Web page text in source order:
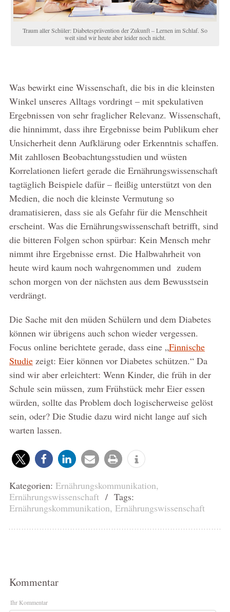
Traum aller Schüler: Diabetesprävention der Zukunft – Lernen im Schlaf. So
weit sind wir heute aber leider noch nicht.
Was bewirkt eine Wissenschaft, die bis in die kleinsten
Winkel unseres Alltags vordringt – mit spekulativen
Ergebnissen von sehr fraglicher Relevanz. Wissenschaft,
die hinnimmt, dass ihre Ergebnisse beim Publikum eher
Unsicherheit denn Aufklärung oder Erkenntnis schaffen.
Mit zahllosen Beobachtungsstudien und wüsten
Korrelationen liefert gerade die Ernährungswissenschaft
tagtäglich Beispiele dafür – fleißig unterstützt von den
Medien, die noch die kleinste Vermutung so
dramatisieren, dass sie als Gefahr für die Menschheit
erscheint. Was die Ernährungswissenschaft betrifft, sind
die bitteren Folgen schon spürbar: Kein Mensch mehr
nimmt ihre Ergebnisse ernst. Die Halbwahrheit von
heute wird kaum noch wahrgenommen und zudem
schon morgen von der nächsten aus dem Bewusstsein
verdrängt.
Die Sache mit den müden Schülern und dem Diabetes
können wir übrigens auch schon wieder vergessen.
Focus online berichtete gerade, dass eine „Finnische
Studiezeigt: Eier können vor Diabetes schützen.“ Da
sind wir aber erleichtert: Wenn Kinder, die früh in der
Schule sein müssen, zum Frühstück mehr Eier essen
würden, sollte das Problem doch logischerweise gelöst
sein, oder? Die Studie dazu wird nicht lange auf sich
warten lassen.
Kategorien: Ernährungskommunikation,
Ernährungswissenschaft/ Tags:
Ernährungskommunikation, Ernährungswissenschaft
Kommentar
Ihr Kommentar